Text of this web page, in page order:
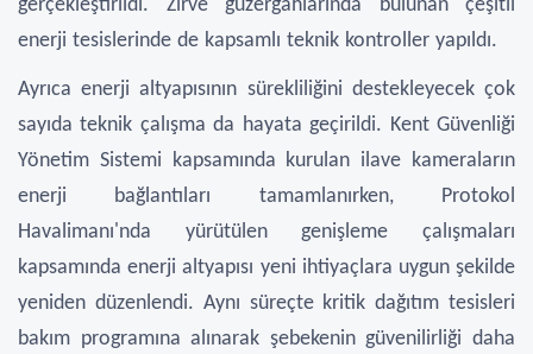
gerçekleştirildi. Zirve güzergâhlarında bulunan çeşitli
enerji tesislerinde de kapsamlı teknik kontroller yapıldı.
Ayrıca enerji altyapısının sürekliliğini destekleyecek çok
sayıda teknik çalışma da hayata geçirildi. Kent Güvenliği
Yönetim Sistemi kapsamında kurulan ilave kameraların
enerji bağlantıları tamamlanırken, Protokol
Havalimanı'nda yürütülen genişleme çalışmaları
kapsamında enerji altyapısı yeni ihtiyaçlara uygun şekilde
yeniden düzenlendi. Aynı süreçte kritik dağıtım tesisleri
bakım programına alınarak şebekenin güvenilirliği daha